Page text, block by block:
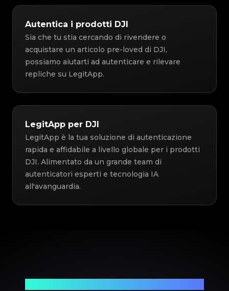
Autentica i prodotti DJI
Sia che tu stia cercando di rivendere o
acquistare un articolo pre-loved di DJI,
possiamo aiutarti ad autenticare e rilevare
repliche su LegitApp.
LegitApp per DJI
LegitApp è la tua soluzione di autenticazione
rapida e affidabile a livello globale per i prodotti
DJI. Alimentato da un grande team di
autenticatori esperti e tecnologia IA
all'avanguardia.